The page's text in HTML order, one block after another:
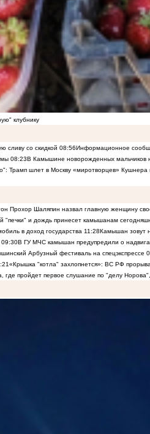
клубнику
сливу со скидкой 08:56Информационное
08:23В Камышине новорожденных мальчиков
Трамп шлет в Москву «миротворцев»
Прохор Шаляпин назвал главную женщину
"печки" и дождь принесет камышанам
в доход государства 11:28Камышан зовут
09:30В ГУ МЧС камышан предупредили о
Арбузный фестиваль на спецэкспрессе
«Крышка "котла" захлопнется»: ВС РФ
где пройдет первое слушание по "делу